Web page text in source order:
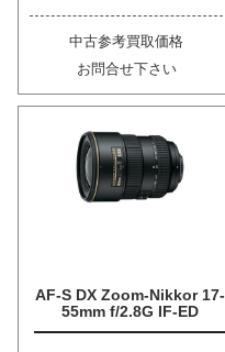
中古参考買取価格
お問合せ下さい
AF-S DX Zoom-Nikkor 17-
55mm f/2.8G IF-ED